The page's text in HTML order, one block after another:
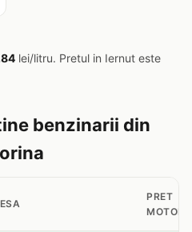
lei/litru. Pretul in Iernut este
benzinarii din
PRET